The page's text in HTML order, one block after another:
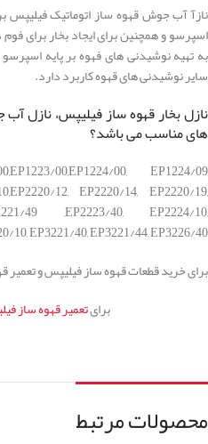
نازآ آب جوش قهوه ساز اتوماتیک
اسپرسو و همچنین برای ایجاد بخار برای
به تهیه نوشیدنی های فهوه بر پایه اسپرسو
سایر نوشیدنی های قهوه کاربرد دارد.
نازل بخار قهوه ساز فیلیپس، نازل
های مناسب می باشد؟
00,EP1224/00, EP1224/09
12, EP2220/14, EP2220/19,
49 ,EP2223/40, EP2224/10,
10, EP3221/40, EP3221/44, EP3226/40
برای خرید قطعات قهوه ساز فیلیپس و تعمیر
برایتعمیر قهوه ساز
محصولات مرتبط